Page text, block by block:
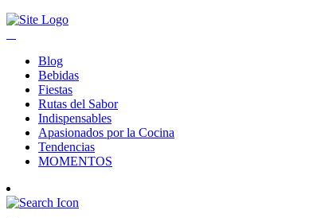
Blog
Bebidas
Fiestas
Rutas del Sabor
Indispensables
Apasionados por la Cocina
Tendencias
MOMENTOS